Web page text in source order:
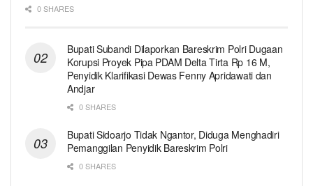
0 SHARES
Bupati Subandi Dilaporkan Bareskrim Polri Dugaan
Korupsi Proyek Pipa PDAM Delta Tirta Rp 16 M,
Penyidik Klarifikasi Dewas Fenny Apridawati dan
Andjar
0 SHARES
Bupati Sidoarjo Tidak Ngantor, Diduga Menghadiri
Pemanggilan Penyidik Bareskrim Polri
0 SHARES